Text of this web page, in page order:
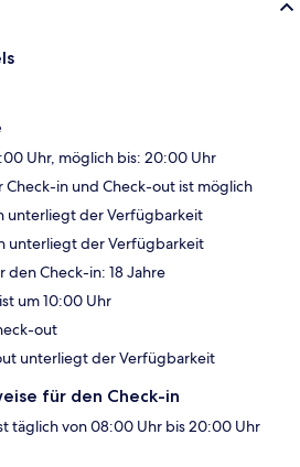
Uhr, möglich bis: 20:00 Uhr
Check-in und Check-out ist möglich
unterliegt der Verfügbarkeit
unterliegt der Verfügbarkeit
den Check-in: 18 Jahre
um 10:00 Uhr
out
unterliegt der Verfügbarkeit
für den Check-in
täglich von 08:00 Uhr bis 20:00 Uhr